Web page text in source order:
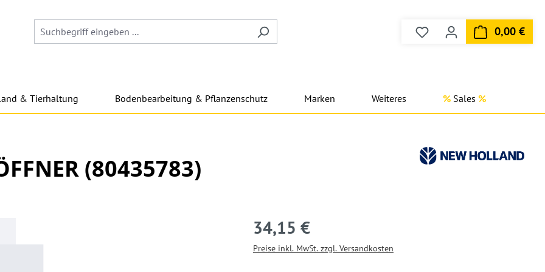
Du hast 0 Produkte auf
0,00 €
& Tierhaltung Bodenbearbeitung & Pflanzenschutz Marken Weiteres Sales
(80435783)
34,15 €
Preise inkl. MwSt. zzgl. Versandkosten